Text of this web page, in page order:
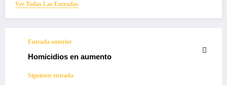
Ver Todas Las Entradas
Entrada anterior
Homicidios en aumento
Siguiente entrada